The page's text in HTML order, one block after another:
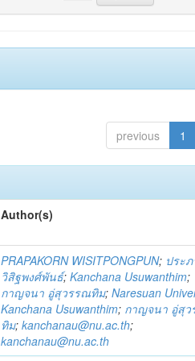
previous 1
Author(s)
PRAPAKORN WISITPONGPUN; ประ
วิสิฐพงศ์พันธ์;Kanchana Usuwanthim;
กาญจนา อู่สุวรรณทิม;Naresuan
Kanchana Usuwanthim; กาญจนา อู่สุ
ทิม;kanchanau@nu.ac.th;
kanchanau@nu.ac.th